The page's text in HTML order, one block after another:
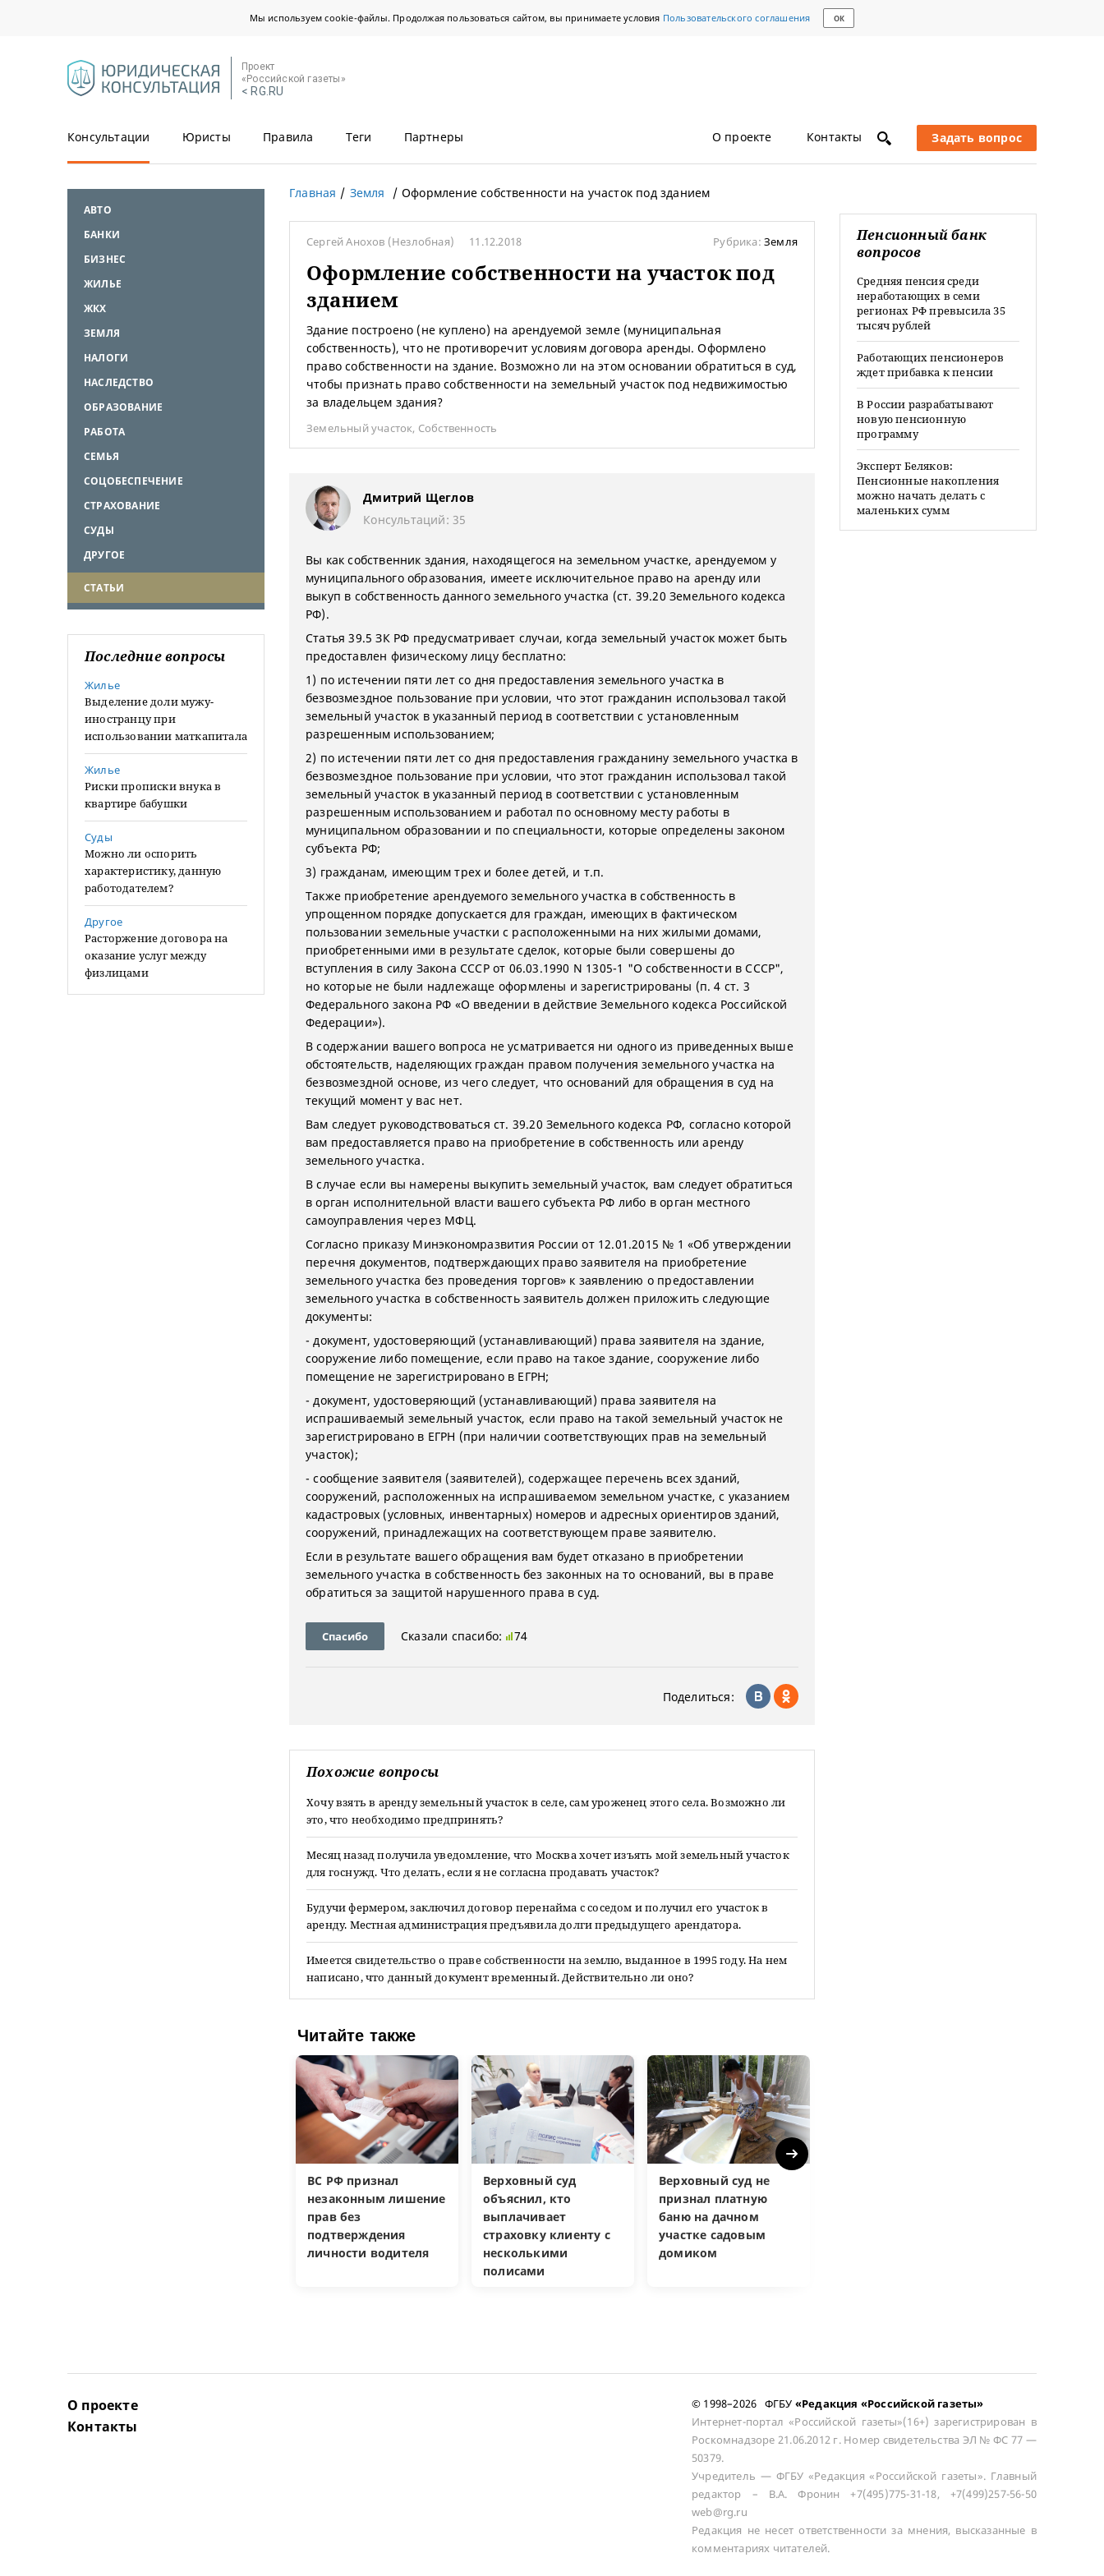
Мы используем cookie-файлы. Продолжая пользоваться сайтом, вы принимаете условия Пользовательского соглашения ОК
Проект
«Российской газеты»
< RG.RU
Консультации Юристы Правила Теги Партнеры О проекте Контакты Задать вопрос
АВТО
БАНКИ
БИЗНЕС
ЖИЛЬЕ
ЖКХ
ЗЕМЛЯ
НАЛОГИ
НАСЛЕДСТВО
ОБРАЗОВАНИЕ
РАБОТА
СЕМЬЯ
СОЦОБЕСПЕЧЕНИЕ
СТРАХОВАНИЕ
СУДЫ
ДРУГОЕ
СТАТЬИ
Последние вопросы
Жилье
Выделение доли мужу-
иностранцу при
использовании маткапитала
Жилье
Риски прописки внука в
квартире бабушки
Суды
Можно ли оспорить
характеристику, данную
работодателем?
Другое
Расторжение договора на
оказание услуг между
физлицами
Главная Земля Оформление собственности на участок под зданием
Сергей Анохов (Незлобная) 11.12.2018 Рубрика: Земля
Оформление собственности на участок под
зданием
Здание построено (не куплено) на арендуемой земле (муниципальная
собственность), что не противоречит условиям договора аренды. Оформлено
право собственности на здание. Возможно ли на этом основании обратиться в суд,
чтобы признать право собственности на земельный участок под недвижимостью
за владельцем здания?
Земельный участок, Собственность
Дмитрий Щеглов
Консультаций: 35
Вы как собственник здания, находящегося на земельном участке, арендуемом у
муниципального образования, имеете исключительное право на аренду или
выкуп в собственность данного земельного участка (ст. 39.20 Земельного кодекса
РФ).
Статья 39.5 ЗК РФ предусматривает случаи, когда земельный участок может быть
предоставлен физическому лицу бесплатно:
1) по истечении пяти лет со дня предоставления земельного участка в
безвозмездное пользование при условии, что этот гражданин использовал такой
земельный участок в указанный период в соответствии с установленным
разрешенным использованием;
2) по истечении пяти лет со дня предоставления гражданину земельного участка в
безвозмездное пользование при условии, что этот гражданин использовал такой
земельный участок в указанный период в соответствии с установленным
разрешенным использованием и работал по основному месту работы в
муниципальном образовании и по специальности, которые определены законом
субъекта РФ;
3) гражданам, имеющим трех и более детей, и т.п.
Также приобретение арендуемого земельного участка в собственность в
упрощенном порядке допускается для граждан, имеющих в фактическом
пользовании земельные участки с расположенными на них жилыми домами,
приобретенными ими в результате сделок, которые были совершены до
вступления в силу Закона СССР от 06.03.1990 N 1305-1 "О собственности в СССР",
но которые не были надлежаще оформлены и зарегистрированы (п. 4 ст. 3
Федерального закона РФ «О введении в действие Земельного кодекса Российской
Федерации»).
В содержании вашего вопроса не усматривается ни одного из приведенных выше
обстоятельств, наделяющих граждан правом получения земельного участка на
безвозмездной основе, из чего следует, что оснований для обращения в суд на
текущий момент у вас нет.
Вам следует руководствоваться ст. 39.20 Земельного кодекса РФ, согласно которой
вам предоставляется право на приобретение в собственность или аренду
земельного участка.
В случае если вы намерены выкупить земельный участок, вам следует обратиться
в орган исполнительной власти вашего субъекта РФ либо в орган местного
самоуправления через МФЦ.
Согласно приказу Минэкономразвития России от 12.01.2015 № 1 «Об утверждении
перечня документов, подтверждающих право заявителя на приобретение
земельного участка без проведения торгов» к заявлению о предоставлении
земельного участка в собственность заявитель должен приложить следующие
документы:
- документ, удостоверяющий (устанавливающий) права заявителя на здание,
сооружение либо помещение, если право на такое здание, сооружение либо
помещение не зарегистрировано в ЕГРН;
- документ, удостоверяющий (устанавливающий) права заявителя на
испрашиваемый земельный участок, если право на такой земельный участок не
зарегистрировано в ЕГРН (при наличии соответствующих прав на земельный
участок);
- сообщение заявителя (заявителей), содержащее перечень всех зданий,
сооружений, расположенных на испрашиваемом земельном участке, с указанием
кадастровых (условных, инвентарных) номеров и адресных ориентиров зданий,
сооружений, принадлежащих на соответствующем праве заявителю.
Если в результате вашего обращения вам будет отказано в приобретении
земельного участка в собственность без законных на то оснований, вы в праве
обратиться за защитой нарушенного права в суд.
Спасибо Сказали спасибо: 74
Поделиться:
Похожие вопросы
Хочу взять в аренду земельный участок в селе, сам уроженец этого села. Возможно ли
это, что необходимо предпринять?
Месяц назад получила уведомление, что Москва хочет изъять мой земельный участок
для госнужд. Что делать, если я не согласна продавать участок?
Будучи фермером, заключил договор перенайма с соседом и получил его участок в
аренду. Местная администрация предъявила долги предыдущего арендатора.
Имеется свидетельство о праве собственности на землю, выданное в 1995 году. На нем
написано, что данный документ временный. Действительно ли оно?
Читайте также
ВС РФ признал
незаконным лишение
прав без
подтверждения
личности водителя
Верховный суд
объяснил, кто
выплачивает
страховку клиенту с
несколькими
полисами
Верховный суд не
признал платную
баню на дачном
участке садовым
домиком
Next
Пенсионный банк
вопросов
Средняя пенсия среди
неработающих в семи
регионах РФ превысила 35
тысяч рублей
Работающих пенсионеров
ждет прибавка к пенсии
В России разрабатывают
новую пенсионную
программу
Эксперт Беляков:
Пенсионные накопления
можно начать делать с
маленьких сумм
О проекте
Контакты
© 1998–2026 ФГБУ «Редакция «Российской газеты»
Интернет-портал «Российской газеты»(16+) зарегистрирован в
Роскомнадзоре 21.06.2012 г. Номер свидетельства ЭЛ № ФС 77 —
50379.
Учредитель — ФГБУ «Редакция «Российской газеты». Главный
редактор – В.А. Фронин +7(495)775-31-18, +7(499)257-56-50
web@rg.ru
Редакция не несет ответственности за мнения, высказанные в
комментариях читателей.